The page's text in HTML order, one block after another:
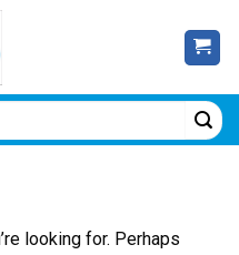
looking for. Perhaps